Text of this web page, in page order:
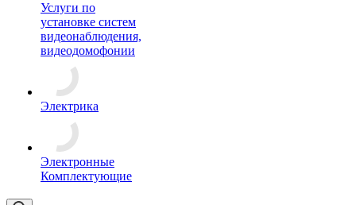
Услуги по
установке систем
видеонаблюдения,
видеодомофонии
Электрика
Электронные
Комплектующие